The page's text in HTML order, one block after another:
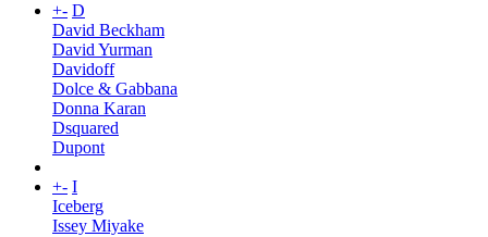
+- D
David Beckham
David Yurman
Davidoff
Dolce & Gabbana
Donna Karan
Dsquared
Dupont
+- I
Iceberg
Issey Miyake